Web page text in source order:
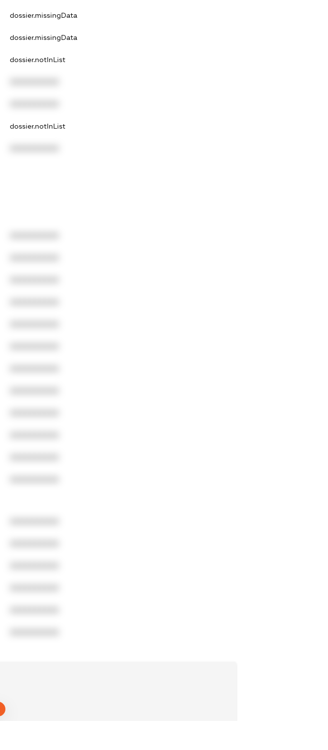
dossier.missingData
dossier.missingData
dossier.notInList
dossier.notInList